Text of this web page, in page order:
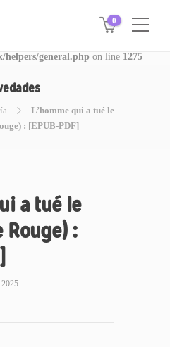
foreach() in
general.php on line 1275
0
L’homme qui a tué le
: [EPUB-PDF]
a tué le
Rouge) :
2025